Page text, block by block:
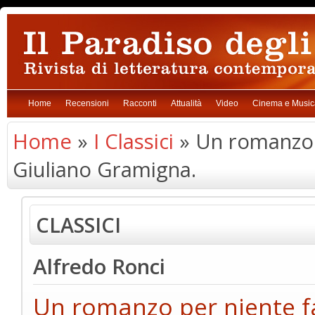
Home Recensioni Racconti Attualità Video Cinema e
Home » I Classici » Un
Giuliano Gramigna.
CLASSICI
Alfredo Ronci
Un romanzo per niente